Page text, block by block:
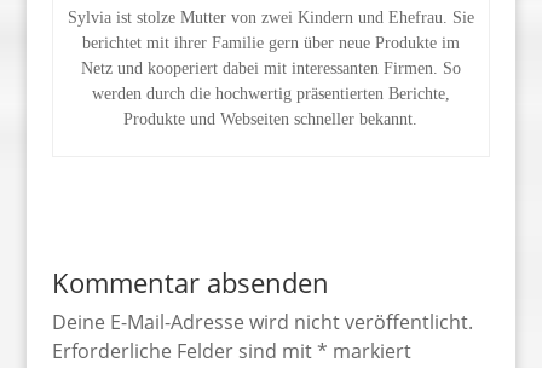
Sylvia ist stolze Mutter von zwei Kindern und Ehefrau. Sie
berichtet mit ihrer Familie gern über neue Produkte im
Netz und kooperiert dabei mit interessanten Firmen. So
werden durch die hochwertig präsentierten Berichte,
Produkte und Webseiten schneller bekannt.
Kommentar absenden
Deine E-Mail-Adresse wird nicht veröffentlicht.
Erforderliche Felder sind mit* markiert